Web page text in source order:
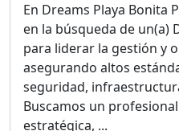
En Dreams Playa Bonita
en la búsqueda de un(a)
para liderar la gestión y
asegurando altos
seguridad,
Buscamos un
estratégica, ...